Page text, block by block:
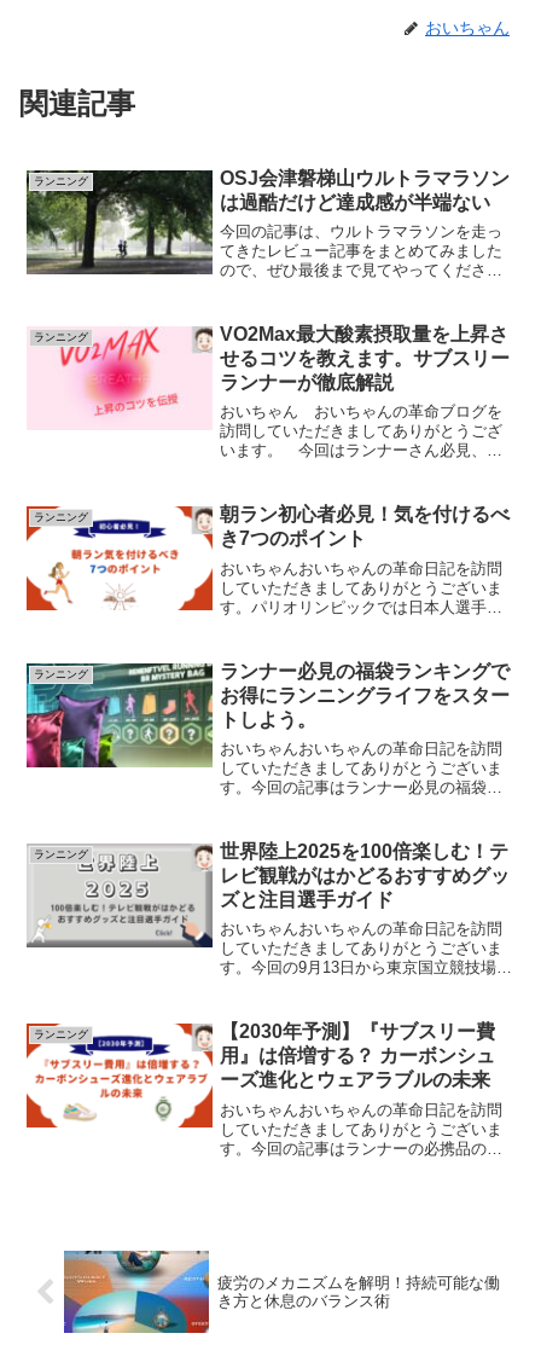
おいちゃん
関連記事
ランニング
OSJ会津磐梯山ウルトラマラソン
は過酷だけど達成感が半端ない
今回の記事は、ウルトラマラソンを走っ
てきたレビュー記事をまとめてみました
ので、ぜひ最後まで見てやってくださ
ラマラソン100㌔の部に参加してきまし
た。初開催とい...
ランニング
VO2Max最大酸素摂取量を上昇さ
せるコツを教えます。サブスリー
ランナーが徹底解説
おいちゃん おいちゃんの革命ブログを
訪問していただきましてありがとうござ
います。 今回はランナーさん必見、サ
しちゃいま
す。
...
ランニング
朝ラン初心者必見！気を付けるべ
き7つのポイント
おいちゃんおいちゃんの革命日記を訪問
していただきましてありがとうございま
す。パリオリンピックでは日本人選手た
技に激しく熱狂しました！マラソン熱が
冷めないうちに皆さまもマ...
ランニング
ランナー必見の福袋ランキングで
お得にランニングライフをスター
トしよう。
おいちゃんおいちゃんの革命日記を訪問
していただきましてありがとうございま
す。今回の記事はランナー必見の福袋ラ
ライフをスタートしましょう！新しい年
を迎えると共に、ランニン...
ランニング
世界陸上2025を100倍楽しむ！テ
レビ観戦がはかどるおすすめグッ
ズと注目選手ガイド
おいちゃんおいちゃんの革命日記を訪問
していただきましてありがとうございま
す。今回の9月13日から東京国立競技場で
読んでみなさんも応援に熱くなってくだ
さい！！「世界陸...
ランニング
【2030年予測】『サブスリー費
用』は倍増する？ カーボンシュ
ーズ進化とウェアラブルの未来
おいちゃんおいちゃんの革命日記を訪問
していただきましてありがとうございま
す。今回の記事はランナーの必携品の価
疲労のメカニズムを解明！持続可能な働
き方と休息のバランス術